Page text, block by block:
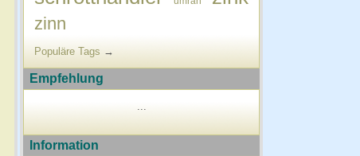
zinn
Populäre Tags →
Empfehlung
Information